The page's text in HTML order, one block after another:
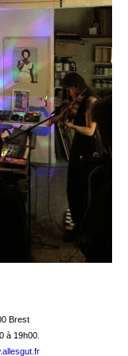
Brest
à 19h00.